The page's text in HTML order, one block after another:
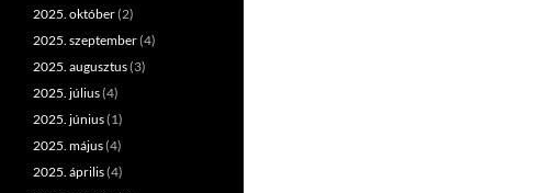
2025. október(2)
2025. szeptember(4)
2025. augusztus(3)
2025. július(4)
2025. június(1)
2025. május(4)
2025. április(4)